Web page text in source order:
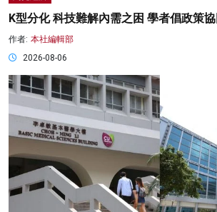
K型分化 科技難解內需之困 學者倡政策
作者: 本社編輯部
2026-08-06